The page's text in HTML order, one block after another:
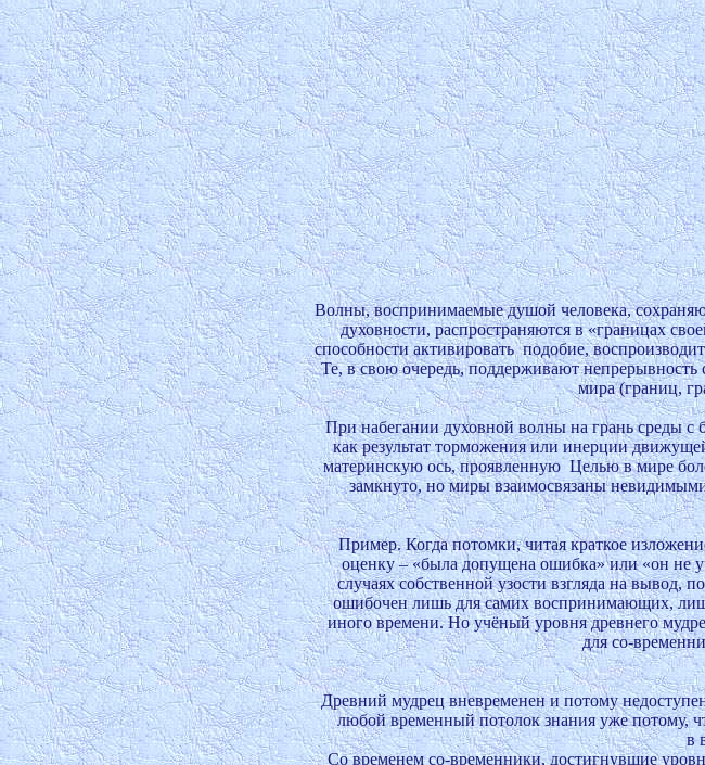
Волны, воспринимаемые душой человека,
духовности, распространяются в «границах
способности активировать  подобие,
Те, в свою очередь, поддерживают
мира (границ,
При набегании духовной волны на грань среды с
как результат торможения или инерции
материнскую ось, проявленную  Целью в мире
замкнуто, но миры взаимосвязаны
Пример. Когда потомки, читая краткое
оценку – «была допущена ошибка» или «он не
случаях собственной узости взгляда на
ошибочен лишь для самих воспринимающих,
иного времени. Но учёный уровня древнего
для со-
Древний мудрец вневременен и потому
любой временный потолок знания уже потому,
в
Со временем со-временники, достигнувшие